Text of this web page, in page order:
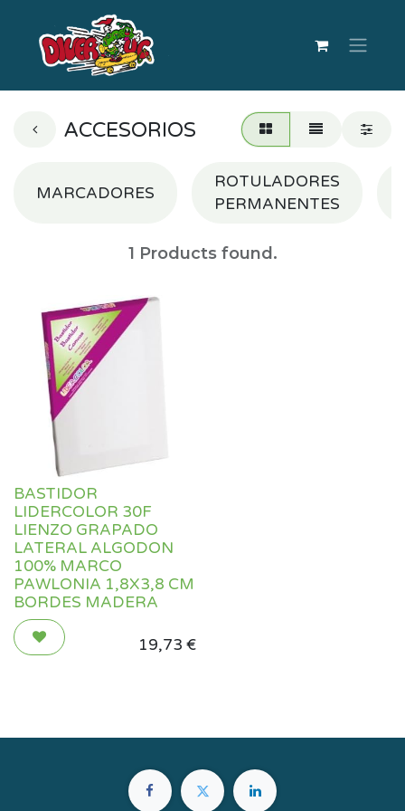
ACCESORIOS
MARCADORES
ROTULADORES
PERMANENTES
1 Products found.
BASTIDOR
LIDERCOLOR 30F
LIENZO GRAPADO
LATERAL ALGODON
100% MARCO
PAWLONIA 1,8X3,8 CM
BORDES MADERA
19,73 €